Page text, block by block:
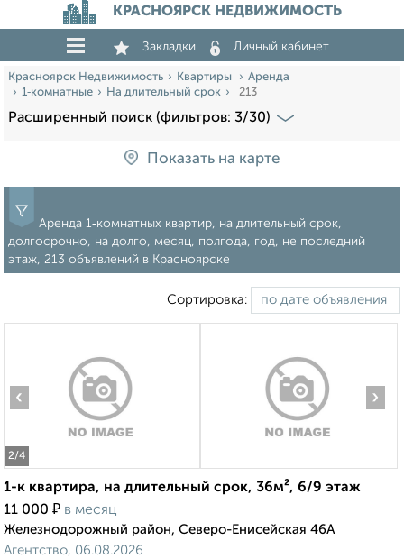
КРАСНОЯРСК НЕДВИЖИМОСТЬ
Закладки Личный кабинет
Красноярск Недвижимость Квартиры
Аренда
1‑комнатные
На длительный срок 213
Расширенный поиск (фильтров: 3/30)
Показать на карте
Аренда 1‑комнатных квартир, на длительный срок,
долгосрочно, на долго, месяц, полгода, год, не последний
этаж, 213 объявлений в Красноярске
Сортировка:
2/4
‹ ›
1-к квартира, на длительный срок, 36м², 6/9 этаж
11 000 ₽ в месяц
Железнодорожный район, Северо-Енисейская 46А
Агентство, 06.08.2026